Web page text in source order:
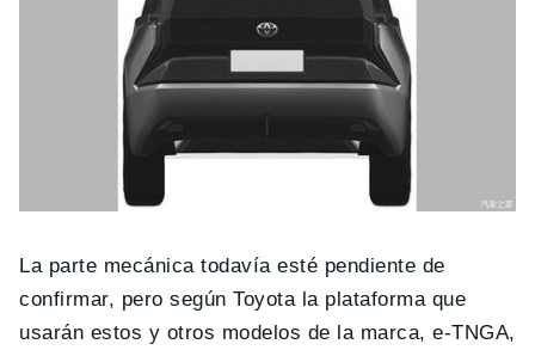
La parte mecánica todavía esté pendiente de
confirmar, pero según Toyota la plataforma que
usarán estos y otros modelos de la marca, e-TNGA,